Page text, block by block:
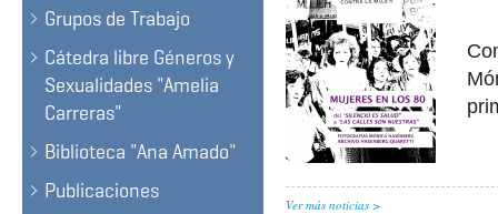
Grupos de Trabajo
Cátedra libre Géneros y
Sexualidades "Amelia
Carreras"
Biblioteca "Ana Amado"
Publicaciones
Ver más noticias